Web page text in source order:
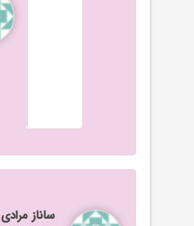
ساناز مرادی